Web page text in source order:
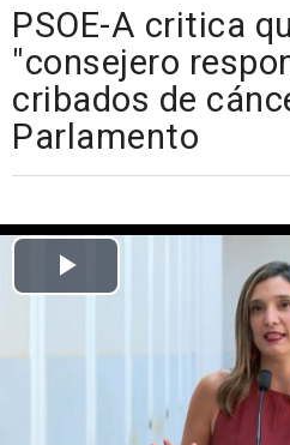
PSOE-A critica
"consejero
cribados de
Parlamento